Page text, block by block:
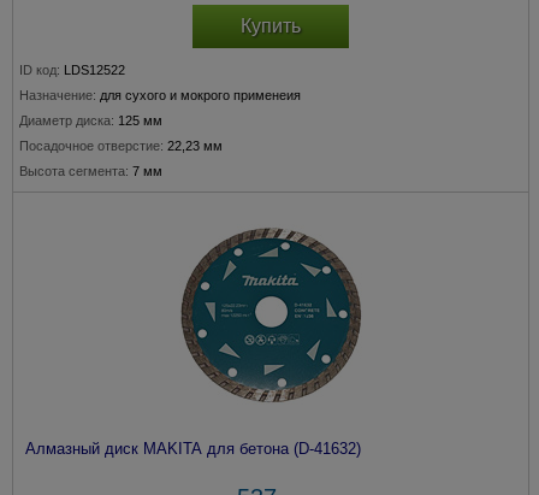
Купить
ID код: LDS12522
Назначение: для сухого и мокрого применеия
Диаметр диска: 125 мм
Посадочное отверстие: 22,23 мм
Высота сегмента: 7 мм
Алмазный диск MAKITA для бетона (D-41632)